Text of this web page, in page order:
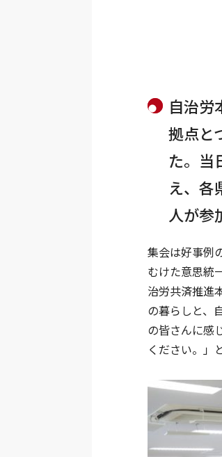
自治労
拠点と
た。当
え、各
人が参
集会は好事例
むけた意思統
治労共済推進
の暮らしと、
の皆さんに感
ください。」